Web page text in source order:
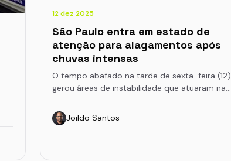
12 dez 2025
São Paulo entra em estado de
atenção para alagamentos após
chuvas intensas
O tempo abafado na tarde de sexta-feira (12)
gerou áreas de instabilidade que atuaram na…
Joildo Santos